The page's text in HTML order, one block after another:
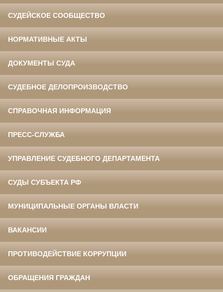
СУДЕЙСКОЕ СООБЩЕСТВО
НОРМАТИВНЫЕ АКТЫ
ДОКУМЕНТЫ СУДА
СУДЕБНОЕ ДЕЛОПРОИЗВОДСТВО
СПРАВОЧНАЯ ИНФОРМАЦИЯ
ПРЕСС-СЛУЖБА
УПРАВЛЕНИЕ СУДЕБНОГО ДЕПАРТАМЕНТА
СУДЫ СУБЪЕКТА РФ
МУНИЦИПАЛЬНЫЕ ОРГАНЫ ВЛАСТИ
ВАКАНСИИ
ПРОТИВОДЕЙСТВИЕ КОРРУПЦИИ
ОБРАЩЕНИЯ ГРАЖДАН